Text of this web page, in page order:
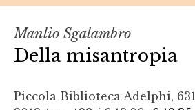
Manlio Sgalambro
Della misantropia
Piccola Biblioteca Adelphi, 631